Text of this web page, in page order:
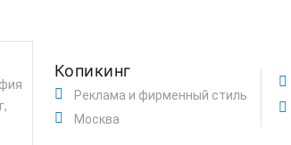
Копикинг
Реклама и фирменный стиль
Москва